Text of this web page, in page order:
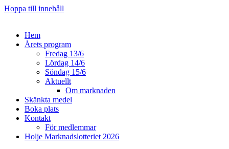
Hoppa till innehåll
Hem
Årets program
Fredag 13/6
Lördag 14/6
Söndag 15/6
Aktuellt
Om marknaden
Skänkta medel
Boka plats
Kontakt
För medlemmar
Holje Marknadslotteriet 2026